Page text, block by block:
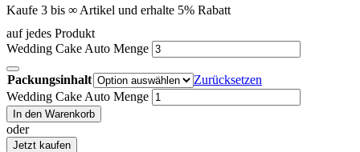
Kaufe 3 bis ∞ Artikel und erhalte 5% Rabatt
auf jedes Produkt
Wedding Cake Auto Menge
Packungsinhalt
Zurücksetzen
Wedding Cake Auto Menge
In den Warenkorb
oder
Jetzt kaufen